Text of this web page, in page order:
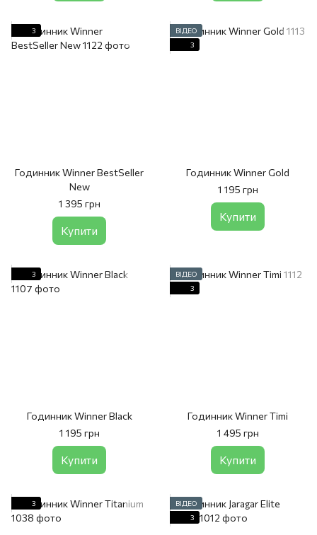
3
Годинник Winner BestSeller
New
1 395 грн
Купити
ВІДЕО
3
Годинник Winner Gold
1 195 грн
Купити
3
Годинник Winner Black
1 195 грн
Купити
ВІДЕО
3
Годинник Winner Timi
1 495 грн
Купити
3
ВІДЕО
3